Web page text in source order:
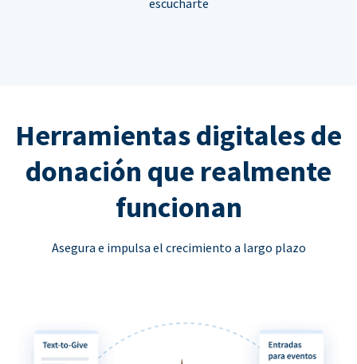
Herramientas digitales de
donación que realmente
funcionan
Asegura e impulsa el crecimiento a largo plazo